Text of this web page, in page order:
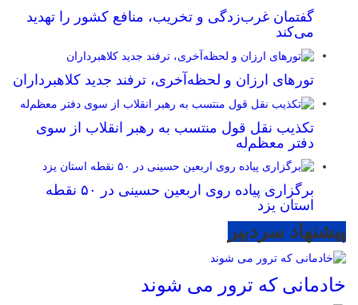
گفتمان غرب‌زدگی و تخریب، منافع کشور را تهدید
می‌کند
تورهای ارزان و لحظه‌آخری، ترفند جدید کلاهبرداران
تکذیب نقل قول منتسب به رهبر انقلاب از سوی
دفتر معظم‌له
برگزاری پیاده روی اربعین حسینی در ۵۰ نقطه
استان یزد
پیشنهاد سردبیر
خادمانی که ترور می شوند